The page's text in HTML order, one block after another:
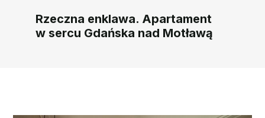
Rzeczna enklawa. Apartament
w sercu Gdańska nad Motławą